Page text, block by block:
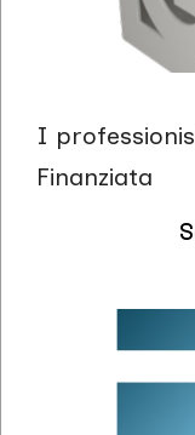
I
Finanziata